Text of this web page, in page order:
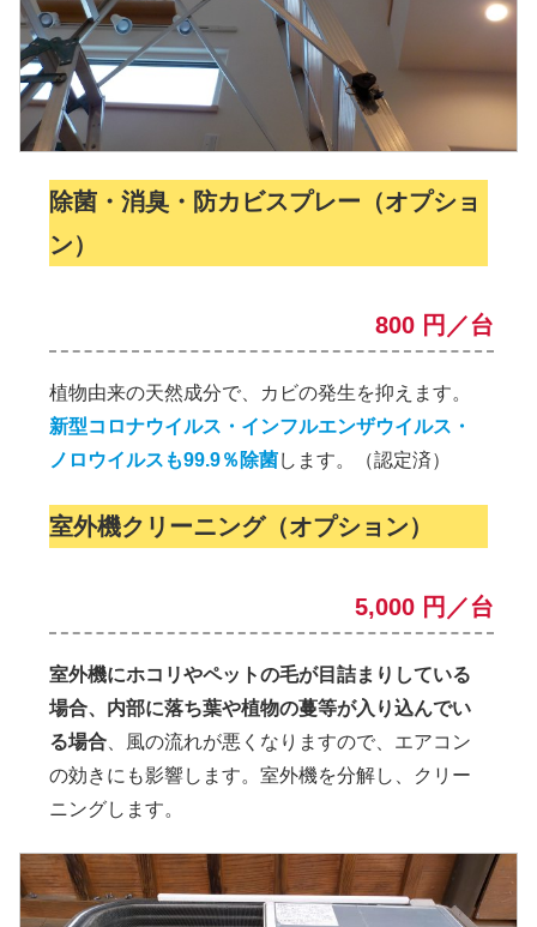
除菌・消臭・防カビスプレー（オプショ
ン）
800 円／台
植物由来の天然成分で、カビの発生を抑えます。
新型コロナウイルス・インフルエンザウイルス・
ノロウイルスも99.9％除菌します。（認定済）
室外機クリーニング（オプション）
5,000 円／台
室外機にホコリやペットの毛が目詰まりしている
場合、内部に落ち葉や植物の蔓等が入り込んでい
る場合 、風の流れが悪くなりますので、エアコン
の効きにも影響します。室外機を分解し、クリー
ニングします。